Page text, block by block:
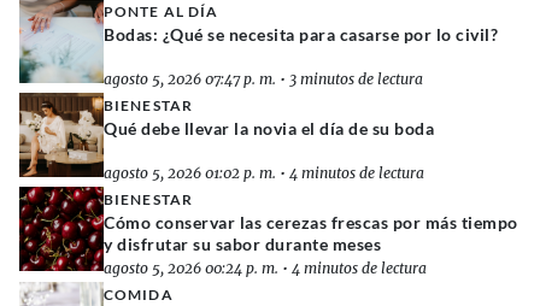
PONTE AL DÍA
Bodas: ¿Qué se necesita para casarse por lo civil?
agosto 5, 2026 07:47 p. m. • 3 minutos de lectura
BIENESTAR
Qué debe llevar la novia el día de su boda
agosto 5, 2026 01:02 p. m. • 4 minutos de lectura
BIENESTAR
Cómo conservar las cerezas frescas por más tiempo
y disfrutar su sabor durante meses
agosto 5, 2026 00:24 p. m. • 4 minutos de lectura
COMIDA